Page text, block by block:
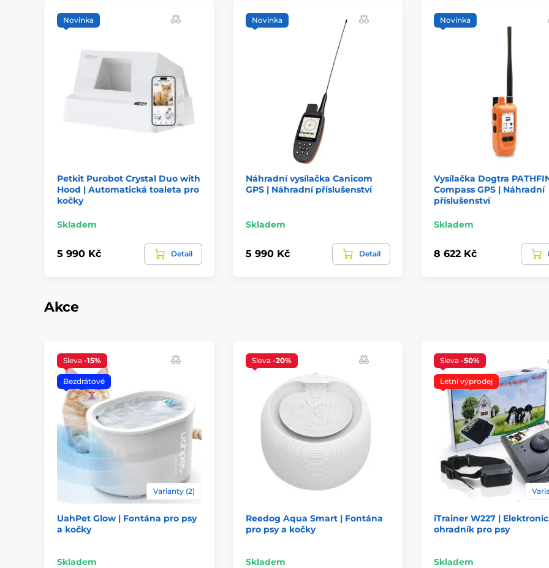
Novinka
Petkit Purobot Crystal Duo with
Hood | Automatická toaleta pro
kočky
Skladem
5 990 Kč Detail
Novinka
Náhradní vysílačka Canicom
GPS | Náhradní příslušenství
Skladem
5 990 Kč Detail
Novinka
Vysílačka Dogtra
Compass GPS | Náhradní
příslušenství
Skladem
8 622 Kč
Akce
Sleva -15%
Bezdrátové
Varianty (2)
UahPet Glow | Fontána pro psy
a kočky
Skladem
Sleva -20%
Reedog Aqua Smart | Fontána
pro psy a kočky
Skladem
Sleva -50%
Letní výprodej
iTrainer W227 |
ohradník pro psy
Skladem